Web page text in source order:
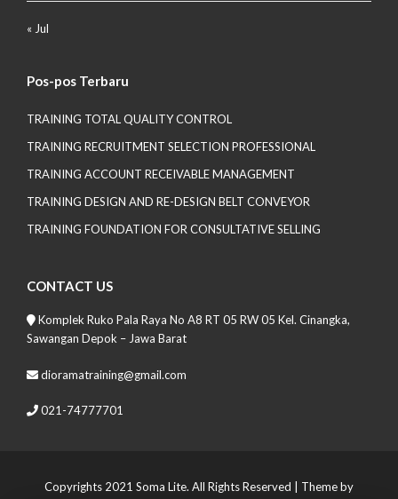
« Jul
Pos-pos Terbaru
TRAINING TOTAL QUALITY CONTROL
TRAINING RECRUITMENT SELECTION PROFESSIONAL
TRAINING ACCOUNT RECEIVABLE MANAGEMENT
TRAINING DESIGN AND RE-DESIGN BELT CONVEYOR
TRAINING FOUNDATION FOR CONSULTATIVE SELLING
CONTACT US
Komplek Ruko Pala Raya No A8 RT 05 RW 05 Kel. Cinangka,
Sawangan Depok – Jawa Barat
dioramatraining@gmail.com
021-74777701
Copyrights 2021 Soma Lite. All Rights Reserved | Theme by